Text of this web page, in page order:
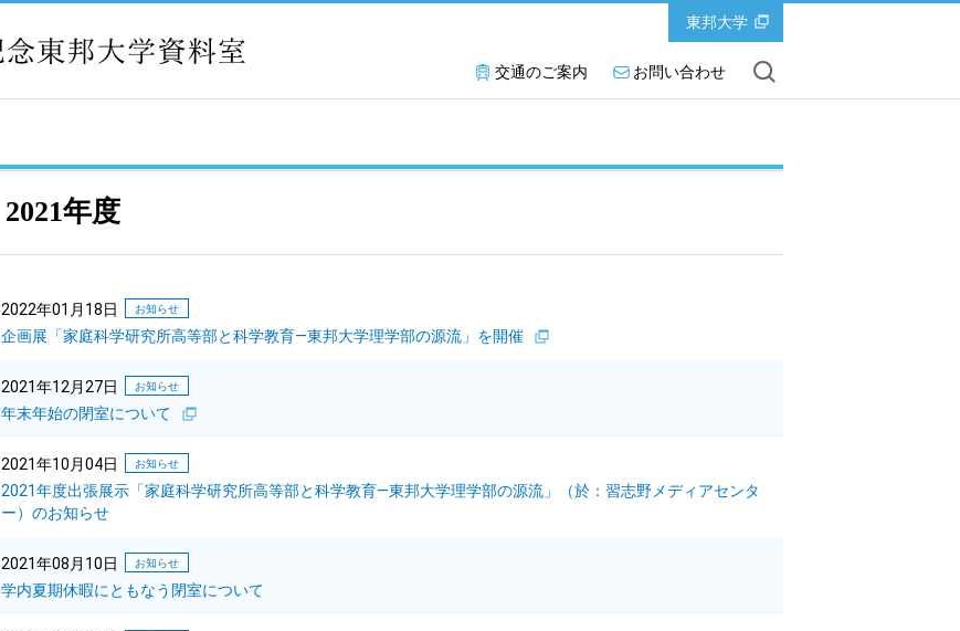
東邦大学
交通のご案内 お問い合わせ
2021年度
2022年01月18日 お知らせ
企画展「家庭科学研究所高等部と科学教育—東邦大学理学部の源流」を開催
2021年12月27日 お知らせ
年末年始の閉室について
2021年10月04日 お知らせ
2021年度出張展示「家庭科学研究所高等部と科学教育—東邦大学理学部の源流」（於：習志野メディアセンタ
ー）のお知らせ
2021年08月10日 お知らせ
学内夏期休暇にともなう閉室について